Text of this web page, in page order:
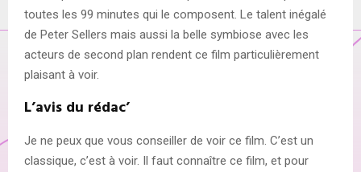
toutes les 99 minutes qui le composent. Le talent inégalé
de Peter Sellers mais aussi la belle symbiose avec les
acteurs de second plan rendent ce film particulièrement
plaisant à voir.
L’avis du rédac’
Je ne peux que vous conseiller de voir ce film. C’est un
classique, c’est à voir. Il faut connaître ce film, et pour